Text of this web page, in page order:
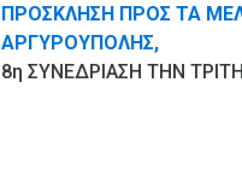
ΠΡΟΣΚΛΗΣΗ ΠΡΟΣ ΤΑ
ΑΡΓΥΡΟΥΠΟΛΗΣ,
8η ΣΥΝΕΔΡΙΑΣΗ ΤΗΝ